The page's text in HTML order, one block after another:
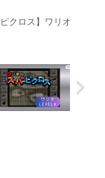
クロス】ワリオ